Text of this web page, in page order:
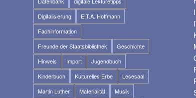
Digitalisierung
E.T.A. Hoffmann
Fachinformation
Freunde der Staatsbibliothek
Geschichte
Hinweis
Import
Jugendbuch
Kinderbuch
Kulturelles Erbe
Lesesaal
Martin Luther
Materialität
Musik